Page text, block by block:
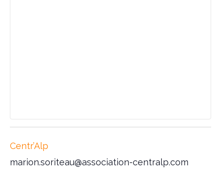
Centr’Alp
marion.soriteau@association-centralp.com